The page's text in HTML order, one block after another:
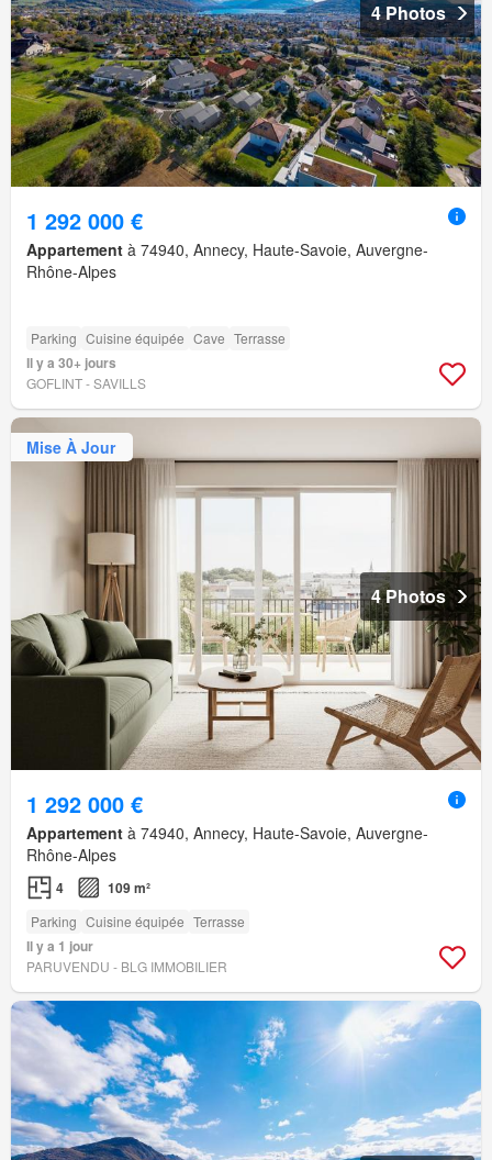
4 Photos
1 292 000 €
Appartement à 74940, Annecy, Haute-Savoie, Auvergne-
Rhône-Alpes
Parking Cuisine équipée Cave Terrasse
Il y a 30+ jours
GOFLINT - SAVILLS
Mise À Jour
4 Photos
1 292 000 €
Appartement à 74940, Annecy, Haute-Savoie, Auvergne-
Rhône-Alpes
4 109 m²
Parking Cuisine équipée Terrasse
Il y a 1 jour
PARUVENDU - BLG IMMOBILIER